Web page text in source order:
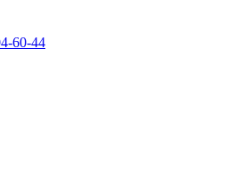
60-44